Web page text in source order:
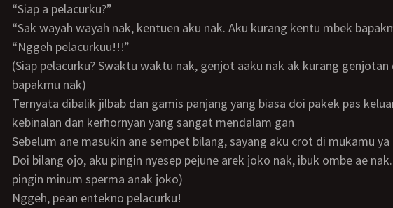
“siap a pelacurku?”
“Sak wayah wayah nak, kentuen aku nak. Aku kurang kentu mbek
“Nggeh pelacurkuu!!!”
(Siap pelacurku? Swaktu waktu nak, genjot aaku nak ak kurang genjotan dsri
bapakmu nak)
ternyata dibalik jilbab dan gamis panjang yang biasa doi pakek pas keluar keluar, ada
kebinalan dan kerhornyan yang sangat mendalam gan
Sebelum ane masukin ane sempet bilang, sayang aku crot di mukamu ya
doi bilang ojo, aku pingin nyesep pejune arek joko nak, ibuk ombe ae nak.(jangan, aku
pingin minum sperma anak joko)
nggeh, pean entekno pelacurku!